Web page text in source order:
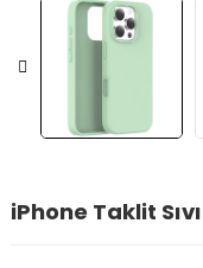
iPhone Taklit